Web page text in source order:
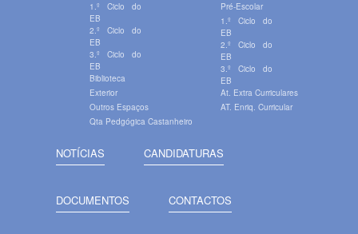
1.º Ciclo do
EB
2.º Ciclo do
EB
3.º Ciclo do
EB
Biblioteca
Exterior
Outros Espaços
Qta Pedgógica Castanheiro
Pré-Escolar
1.º Ciclo do
EB
2.º Ciclo do
EB
3.º Ciclo do
EB
At. Extra Curriculares
AT. Enriq. Curricular
NOTÍCIAS CANDIDATURAS
DOCUMENTOS CONTACTOS